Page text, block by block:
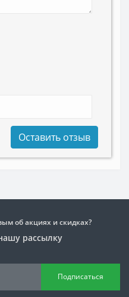
Оставить отзыв
об акциях и скидках?
рассылку
Подписаться